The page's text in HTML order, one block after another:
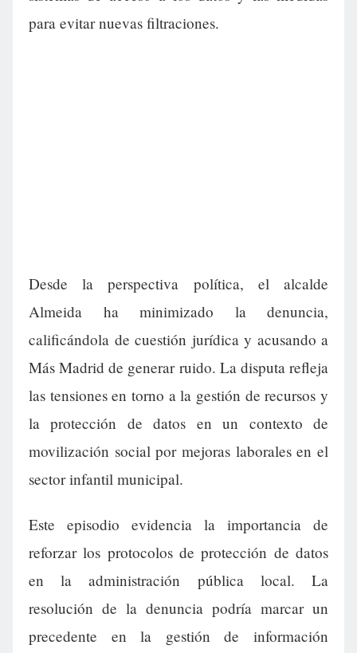
para evitar nuevas filtraciones.
Desde la perspectiva política, el alcalde
Almeida ha minimizado la denuncia,
calificándola de cuestión jurídica y acusando a
Más Madrid de generar ruido. La disputa refleja
las tensiones en torno a la gestión de recursos y
la protección de datos en un contexto de
movilización social por mejoras laborales en el
sector infantil municipal.
Este episodio evidencia la importancia de
reforzar los protocolos de protección de datos
en la administración pública local. La
resolución de la denuncia podría marcar un
precedente en la gestión de información